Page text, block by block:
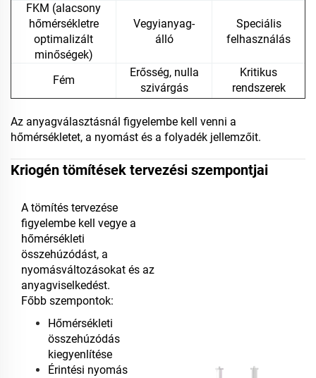
FKM (alacsony
hőmérsékletre
optimalizált
minőségek)
Vegyianyag-
álló
Speciális
felhasználás
Fém
Erősség, nulla
szivárgás
Kritikus
rendszerek
Az anyagválasztásnál figyelembe kell venni a
hőmérsékletet, a nyomást és a folyadék jellemzőit.
Kriogén tömítések tervezési szempontjai
A tömítés tervezése
figyelembe kell vegye a
hőmérsékleti
összehúzódást, a
nyomásváltozásokat és az
anyagviselkedést.
Főbb szempontok:
Hőmérsékleti
összehúzódás
kiegyenlítése
Érintési nyomás